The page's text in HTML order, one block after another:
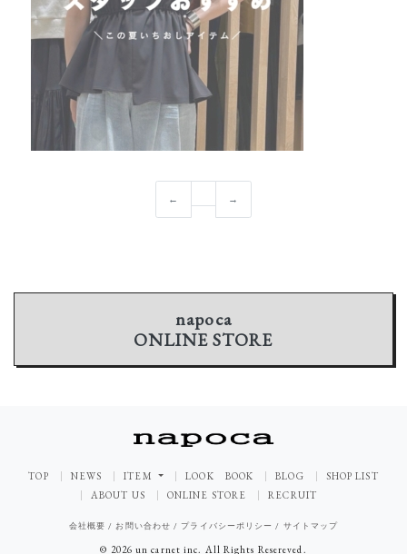
← →
napoca
ONLINE STORE
TOP NEWS ITEM LOOK BOOK BLOG
SHOP LIST
ABOUT US
ONLINE STORE RECRUIT
会社概要 /お問い合わせ / プライバシーポリシー / サイトマップ
© 2026 un carnet inc. All Rights Resereved.